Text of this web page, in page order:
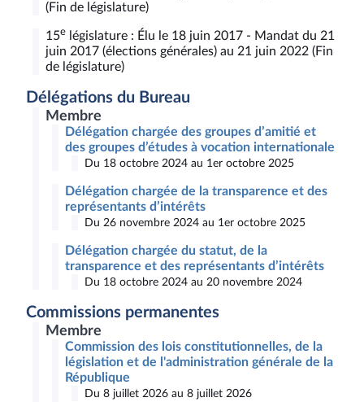
(Fin de législature)
15e législature : Élu le 18 juin 2017 - Mandat du 21
juin 2017 (élections générales) au 21 juin 2022 (Fin
de législature)
Délégations du Bureau
Membre
Délégation chargée des groupes d’amitié et
des groupes d’études à vocation internationale
Du 18 octobre 2024 au 1er octobre 2025
Délégation chargée de la transparence et des
représentants d’intérêts
Du 26 novembre 2024 au 1er octobre 2025
Délégation chargée du statut, de la
transparence et des représentants d’intérêts
Du 18 octobre 2024 au 20 novembre 2024
Commissions permanentes
Membre
Commission des lois constitutionnelles, de la
législation et de l'administration générale de la
République
Du 8 juillet 2026 au 8 juillet 2026